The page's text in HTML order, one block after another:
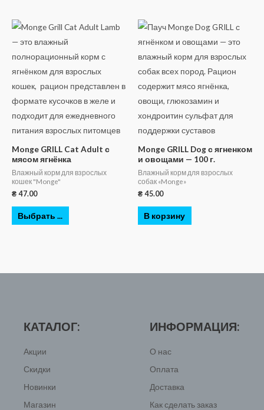
Monge GRILL Cat Adult с
мясом ягнёнка
Влажный корм для взрослых
кошек "Monge"
₴ 47.00
Выбрать ...
Monge GRILL Dog с ягненком
и овощами — 100 г.
Влажный корм для взрослых
собак «Monge»
₴ 45.00
В корзину
КАТАЛОГ:
Акции
Скидки
Новинки
Магазин
ИНФОРМАЦИЯ:
О нас
Оплата
Доставка
Как сделать заказ